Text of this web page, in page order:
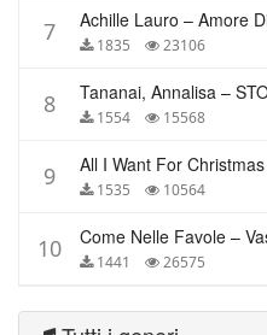
7 1835 23106
8 1554 15568
9 1535 10564
10 1441 26575